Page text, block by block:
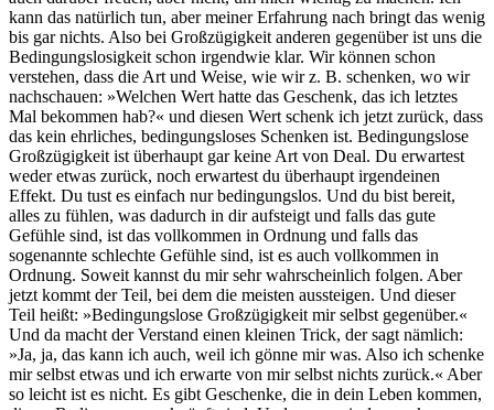
kann das natürlich tun, aber meiner Erfahrung nach bringt das wenig
bis gar nichts. Also bei Großzügigkeit anderen gegenüber ist uns die
Bedingungslosigkeit schon irgendwie klar. Wir können schon
verstehen, dass die Art und Weise, wie wir z. B. schenken, wo wir
nachschauen: »Welchen Wert hatte das Geschenk, das ich letztes
Mal bekommen hab?« und diesen Wert schenk ich jetzt zurück, dass
das kein ehrliches, bedingungsloses Schenken ist. Bedingungslose
Großzügigkeit ist überhaupt gar keine Art von Deal. Du erwartest
weder etwas zurück, noch erwartest du überhaupt irgendeinen
Effekt. Du tust es einfach nur bedingungslos. Und du bist bereit,
alles zu fühlen, was dadurch in dir aufsteigt und falls das gute
Gefühle sind, ist das vollkommen in Ordnung und falls das
sogenannte schlechte Gefühle sind, ist es auch vollkommen in
Ordnung. Soweit kannst du mir sehr wahrscheinlich folgen. Aber
jetzt kommt der Teil, bei dem die meisten aussteigen. Und dieser
Teil heißt: »Bedingungslose Großzügigkeit mir selbst gegenüber.«
Und da macht der Verstand einen kleinen Trick, der sagt nämlich:
»Ja, ja, das kann ich auch, weil ich gönne mir was. Also ich schenke
mir selbst etwas und ich erwarte von mir selbst nichts zurück.« Aber
so leicht ist es nicht. Es gibt Geschenke, die in dein Leben kommen,